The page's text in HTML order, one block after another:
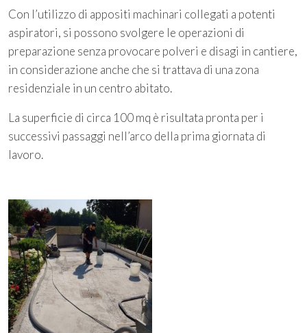
Con l’utilizzo di appositi machinari collegati a potenti
aspiratori, si possono svolgere le operazioni di
preparazione senza provocare polveri e disagi in cantiere,
in considerazione anche che si trattava di una zona
residenziale in un centro abitato.
La superficie di circa 100 mq è risultata pronta per i
successivi passaggi nell’arco della prima giornata di
lavoro.